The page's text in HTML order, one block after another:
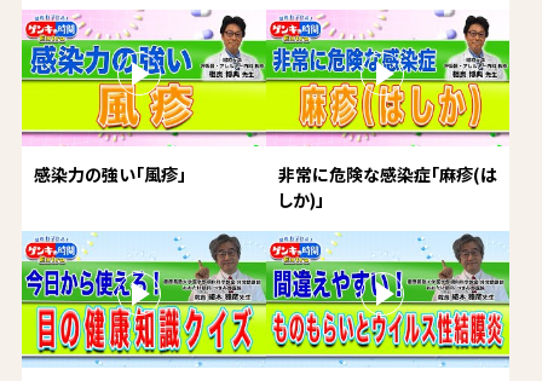
感染力の強い「風疹」
非常に危険な感染症「麻疹(は
しか)」